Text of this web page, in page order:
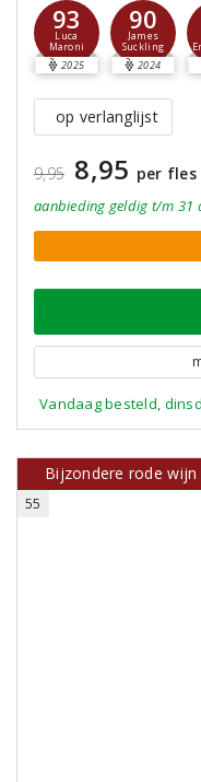
93
Luca
Maroni
2025
90
James
Suckling
2024
op verlanglijst
9,95 8,95 per fles
aanbieding geldig t/m 31
Vandaag besteld,
Bijzondere rode
55